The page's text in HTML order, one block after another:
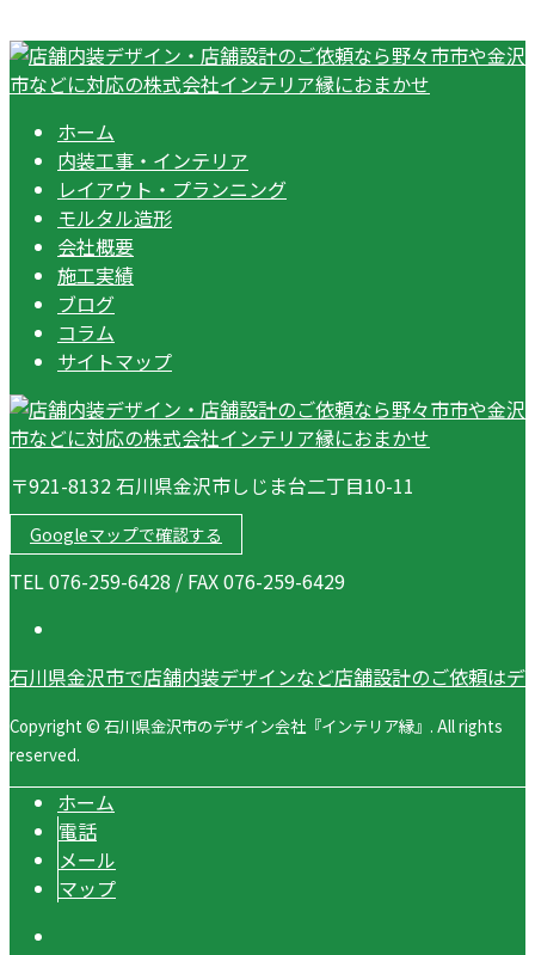
ホーム
内装工事・インテリア
レイアウト・プランニング
モルタル造形
会社概要
施工実績
ブログ
コラム
サイトマップ
〒921-8132 石川県金沢市しじま台二丁目10-11
Googleマップで確認する
TEL 076-259-6428 / FAX 076-259-6429
石川県金沢市で店舗内装デザインなど店舗設計のご依頼は
Copyright © 石川県金沢市のデザイン会社『インテリア縁』. All rights
reserved.
ホーム
電話
メール
マップ